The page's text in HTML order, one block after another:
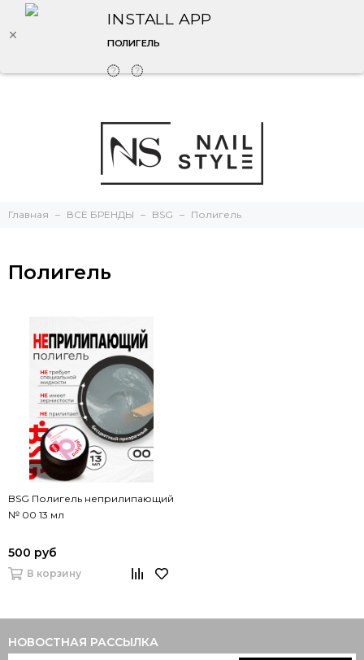
INSTALL APP
ПОЛИГЕЛЬ
Главная ВСЕ БРЕНДЫ BSG Полигель
Полигель
BSG Полигель неприлипающий
№ 00 13 мл
500 руб
В корзину
НОВОСТНАЯ РАССЫЛКА